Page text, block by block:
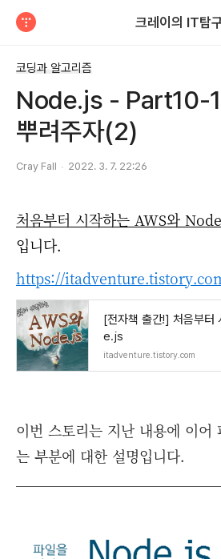
크레이의 IT탐
코딩과 알고리즘
Node.js - Part10-
뿌려주자(2)
Cray Fall 2022. 3. 7. 22:26
처음부터 시작하는 AWS와
입니다.
https://
[전자책 출간!] 처음부터
e.js
itadventure.tistory.com
이번 스토리는 지난 내용에 이어
는 부분에 대한 설명입니다.